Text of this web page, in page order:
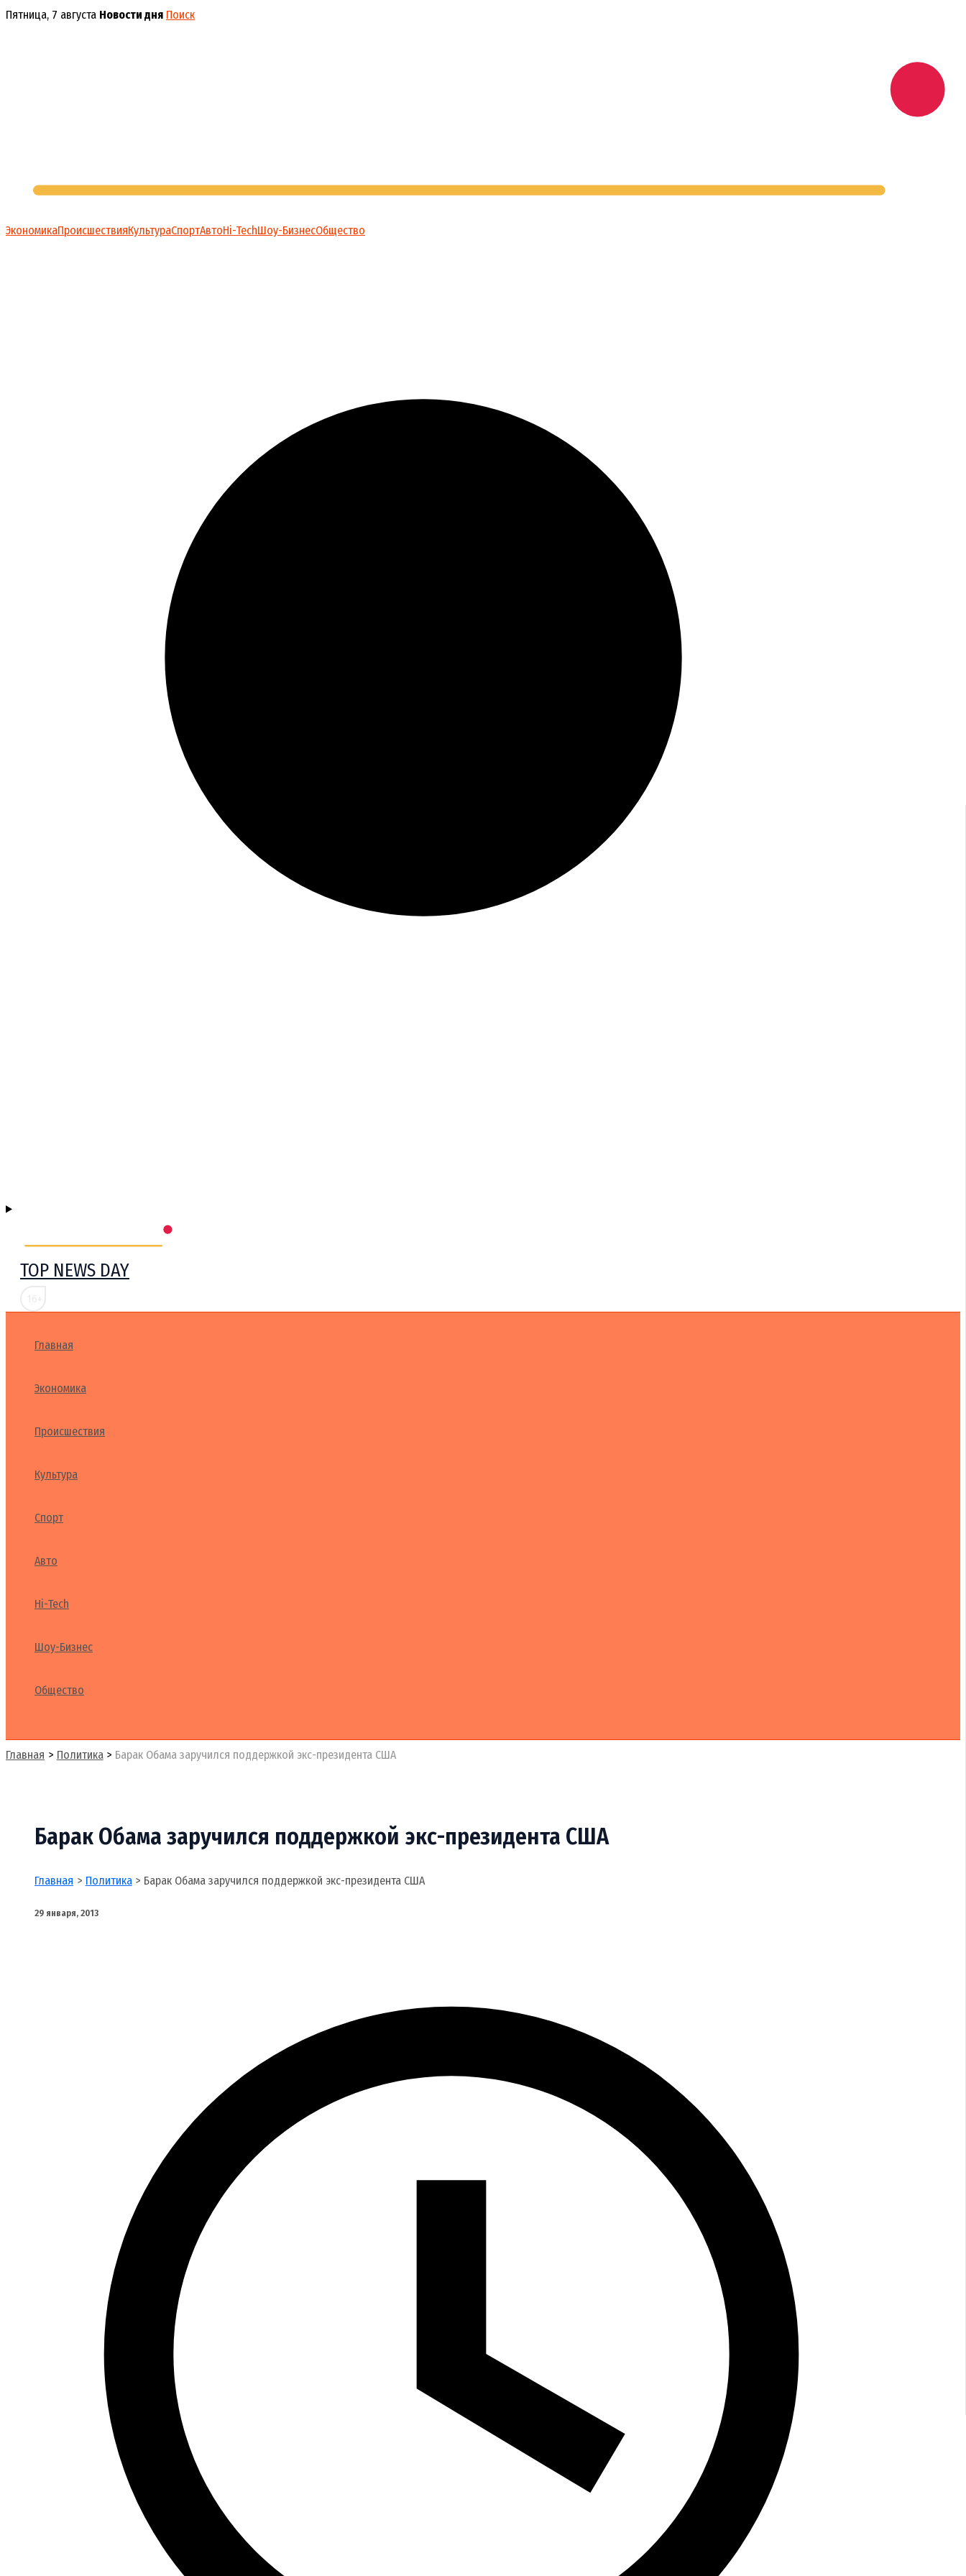
Перейти
Пятница, 7 августа Новости дня Поиск
ЭкономикаПроисшествияКультураСпортАвтоHi-TechШоу-БизнесОбщество
TOP NEWS DAY
Главная
Экономика
Происшествия
Культура
Спорт
Авто
Hi-Tech
Шоу-Бизнес
Общество
Главная Политика Барак Обама заручился поддержкой экс-президента США
Барак Обама заручился поддержкой экс-президента США
Главная Политика Барак Обама заручился поддержкой экс-президента США
29 января, 2013